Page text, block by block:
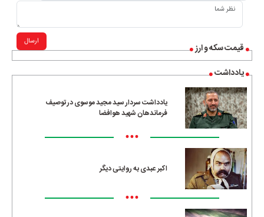
قیمت سکه و ارز
یادداشت
یادداشت سردار سید مجید موسوی در توصیف
فرماندهان شهید هوافضا
•••
اکبر عبدی به روایتی دیگر
•••
ارسال